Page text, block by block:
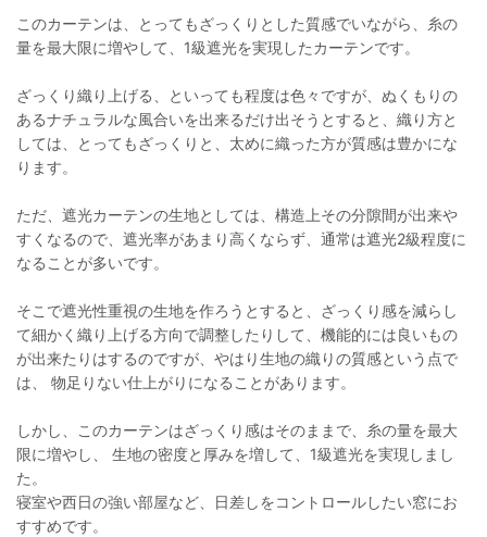
このカーテンは、とってもざっくりとした質感でいながら、糸の
量を最大限に増やして、1級遮光を実現したカーテンです。
ざっくり織り上げる、といっても程度は色々ですが、ぬくもりの
あるナチュラルな風合いを出来るだけ出そうとすると、織り方と
しては、とってもざっくりと、太めに織った方が質感は豊かにな
ります。
ただ、遮光カーテンの生地としては、構造上その分隙間が出来や
すくなるので、遮光率があまり高くならず、通常は遮光2級程度に
なることが多いです。
そこで遮光性重視の生地を作ろうとすると、ざっくり感を減らし
て細かく織り上げる方向で調整したりして、機能的には良いもの
が出来たりはするのですが、やはり生地の織りの質感という点で
は、 物足りない仕上がりになることがあります。
しかし、このカーテンはざっくり感はそのままで、糸の量を最大
限に増やし、 生地の密度と厚みを増して、1級遮光を実現しまし
た。
寝室や西日の強い部屋など、日差しをコントロールしたい窓にお
すすめです。